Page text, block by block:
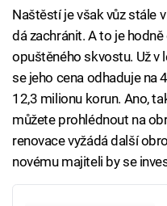
Naštěstí je však vůz stále
dá zachránit. A to je
opuštěného skvostu. Už v
se jeho cena odhaduje na
12,3 milionu korun. Ano,
můžete prohlédnout na
renovace vyžádá další
novému majiteli by se